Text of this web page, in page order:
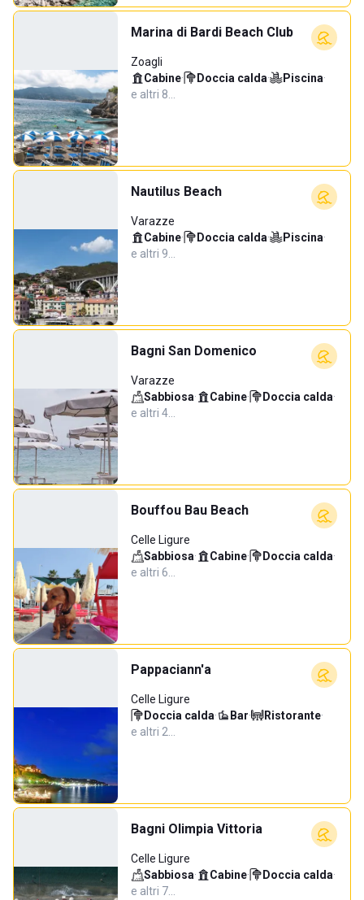
Marina di Bardi Beach Club
Zoagli
Cabine· Doccia calda· Piscina·
e altri 8…
Nautilus Beach
Varazze
Cabine· Doccia calda· Piscina·
e altri 9…
Bagni San Domenico
Varazze
Sabbiosa· Cabine· Doccia calda·
e altri 4…
Bouffou Bau Beach
Celle Ligure
Sabbiosa· Cabine· Doccia calda·
e altri 6…
Pappaciann'a
Celle Ligure
Doccia calda· Bar· Ristorante·
e altri 2…
Bagni Olimpia Vittoria
Celle Ligure
Sabbiosa· Cabine· Doccia calda·
e altri 7…